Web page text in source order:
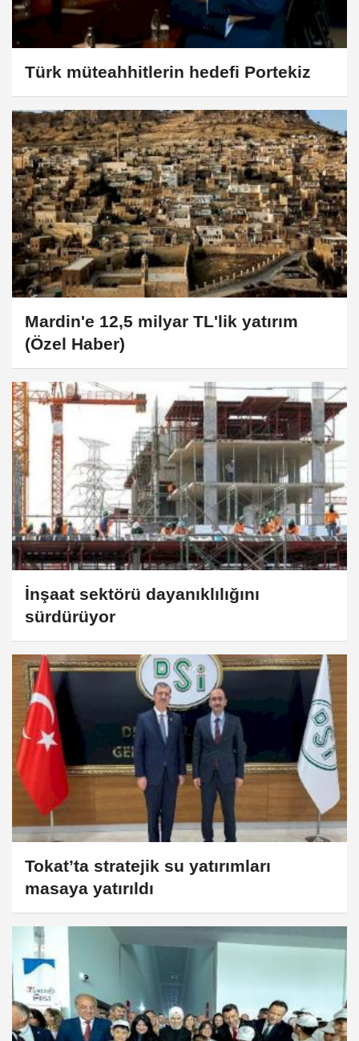
Türk müteahhitlerin hedefi Portekiz
Mardin'e 12,5 milyar TL'lik yatırım
(Özel Haber)
İnşaat sektörü dayanıklılığını
sürdürüyor
Tokat’ta stratejik su yatırımları
masaya yatırıldı